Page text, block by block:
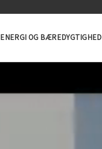
ENERGI OG BÆREDYGTIGHED